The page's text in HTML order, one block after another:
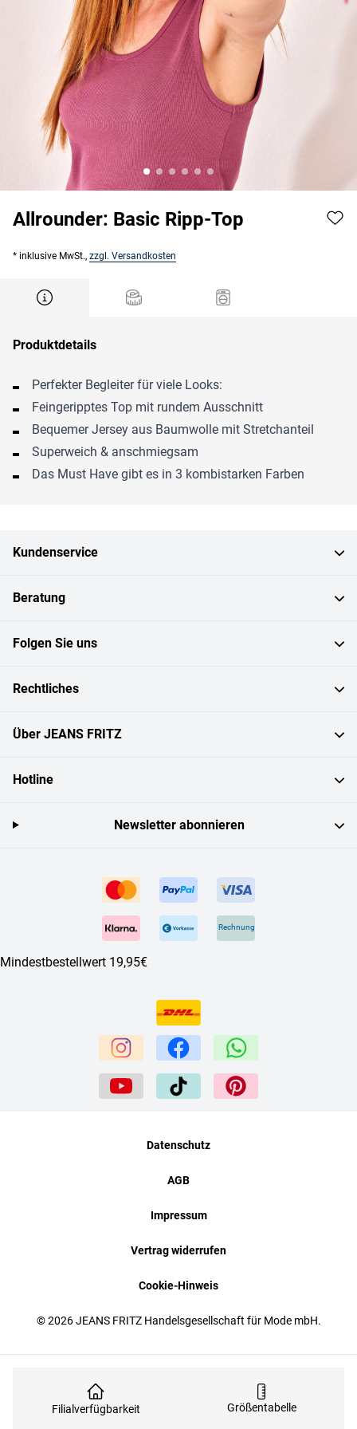
Allrounder: Basic Ripp-Top
* inklusive MwSt., zzgl. Versandkosten
Filialverfügbarkeit Größentabelle
Produktdetails
Perfekter Begleiter für viele Looks:
Feingeripptes Top mit rundem Ausschnitt
Bequemer Jersey aus Baumwolle mit Stretchanteil
Superweich & anschmiegsam
Das Must Have gibt es in 3 kombistarken Farben
Kundenservice
Beratung
Folgen Sie uns
Rechtliches
Über JEANS FRITZ
Hotline
Rechnung
Mindestbestellwert 19,95€
Newsletter abonnieren
© 2026 JEANS FRITZ Handelsgesellschaft für Mode mbH.
Datenschutz
AGB
Impressum
Vertrag widerrufen
Cookie-Hinweis